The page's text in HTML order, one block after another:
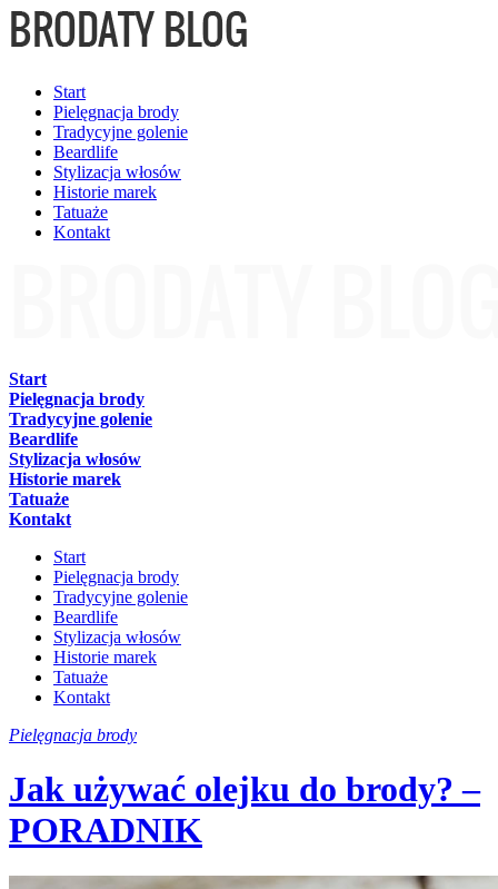
Start
Pielęgnacja brody
Tradycyjne golenie
Beardlife
Stylizacja włosów
Historie marek
Tatuaże
Kontakt
Start
Pielęgnacja brody
Tradycyjne golenie
Beardlife
Stylizacja włosów
Historie marek
Tatuaże
Kontakt
Start
Pielęgnacja brody
Tradycyjne golenie
Beardlife
Stylizacja włosów
Historie marek
Tatuaże
Kontakt
Pielęgnacja brody
Jak używać olejku do brody? –
PORADNIK